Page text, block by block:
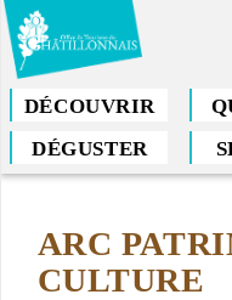
Aller
au
contenu
principal
DÉCOUVRIR
DÉGUSTER
Vous
ARC
CULTURE